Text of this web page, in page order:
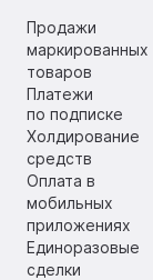
Продажи
маркированных
товаров
Платежи
по подписке
Холдирование
средств
Оплата в
мобильных
приложениях
Единоразовые
сделки